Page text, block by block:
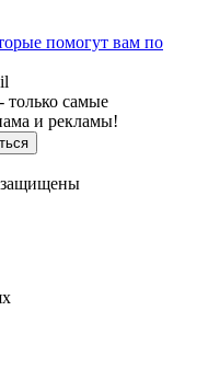
помогут вам по
только самые
и рекламы!
защищены